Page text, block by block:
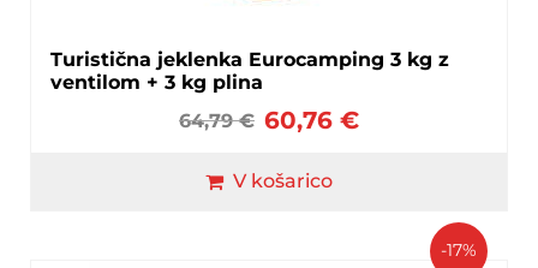
Turistična jeklenka Eurocamping 3 kg z
ventilom + 3 kg plina
64,79€ 60,76€
V košarico
-17%